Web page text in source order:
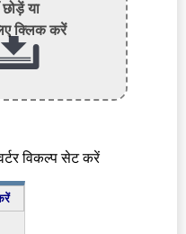
या
क्लिक करें
विकल्प सेट करें